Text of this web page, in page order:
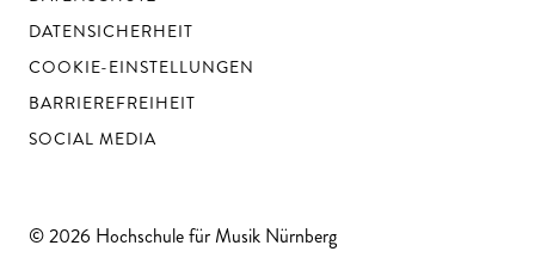
DATENSICHERHEIT
COOKIE-EINSTELLUNGEN
BARRIEREFREIHEIT
SOCIAL MEDIA
© 2026 Hochschule für Musik Nürnberg